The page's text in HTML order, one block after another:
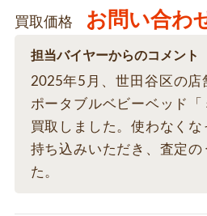
買取価格 お問い合わ
担当バイヤーからのコメント
2025年5月、世田谷区の店
ポータブルベビーベッド
買取しました。使わなく
持ち込みいただき、査定の
た。